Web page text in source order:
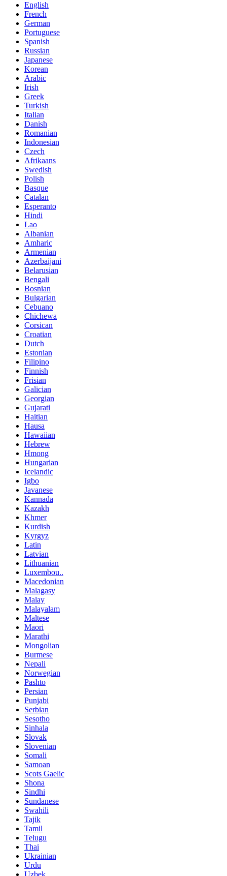
English
French
German
Portuguese
Spanish
Russian
Japanese
Korean
Arabic
Irish
Greek
Turkish
Italian
Danish
Romanian
Indonesian
Czech
Afrikaans
Swedish
Polish
Basque
Catalan
Esperanto
Hindi
Lao
Albanian
Amharic
Armenian
Azerbaijani
Belarusian
Bengali
Bosnian
Bulgarian
Cebuano
Chichewa
Corsican
Croatian
Dutch
Estonian
Filipino
Finnish
Frisian
Galician
Georgian
Gujarati
Haitian
Hausa
Hawaiian
Hebrew
Hmong
Hungarian
Icelandic
Igbo
Javanese
Kannada
Kazakh
Khmer
Kurdish
Kyrgyz
Latin
Latvian
Lithuanian
Luxembou..
Macedonian
Malagasy
Malay
Malayalam
Maltese
Maori
Marathi
Mongolian
Burmese
Nepali
Norwegian
Pashto
Persian
Punjabi
Serbian
Sesotho
Sinhala
Slovak
Slovenian
Somali
Samoan
Scots Gaelic
Shona
Sindhi
Sundanese
Swahili
Tajik
Tamil
Telugu
Thai
Ukrainian
Urdu